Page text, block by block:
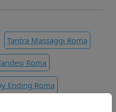
Tantra Massaggi Roma
Roma
Ending Roma